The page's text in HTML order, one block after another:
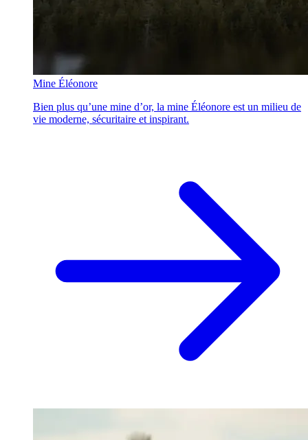
Mine Éléonore
Bien plus qu’une mine d’or, la mine Éléonore est un milieu de
vie moderne, sécuritaire et inspirant.